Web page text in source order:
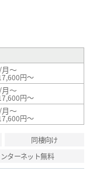
～
円～
～
円～
～
円～
同棲向け
ターネット無料